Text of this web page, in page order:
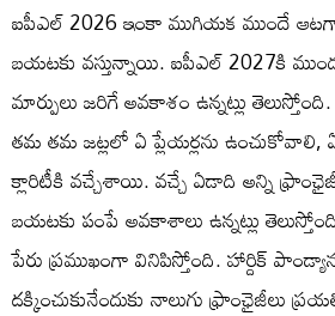
ఐపీఎల్ 2026 ఇంకా ముగియక ముందే
బయటకు వస్తున్నాయి. ఐపీఎల్ 2027కి
మార్పులు జరిగే అవకాశం ఉన్నట్లు
తమ తమ జట్లలో ఏ ప్లేయర్లను ఉంచుకోవాలి,
క్లారిటీకి వచ్చేశాయి. వచ్చే ఏడాది అన్ని
బయటకు పంపే అవకాశాలు ఉన్నట్లు
పేరు ప్రముఖంగా వినిపిస్తోంది. హార్దిక్
దక్కించుకునేందుకు నాలుగు ఫ్రాంఛైజీలు